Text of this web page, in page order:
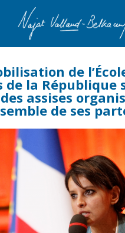
de
de la République
assises
de ses